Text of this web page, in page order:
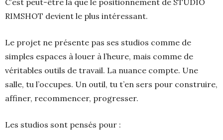
C’est peut-être là que le positionnement de STUDIO
RIMSHOT devient le plus intéressant.
Le projet ne présente pas ses studios comme de
simples espaces à louer à l’heure, mais comme de
véritables outils de travail. La nuance compte. Une
salle, tu l’occupes. Un outil, tu t’en sers pour construire,
affiner, recommencer, progresser.
Les studios sont pensés pour :